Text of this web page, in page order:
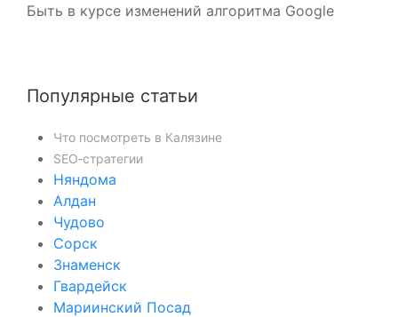
Быть в курсе изменений алгоритма Google
Популярные статьи
Что посмотреть в Калязине
SEO‑стратегии
Няндома
Алдан
Чудово
Сорск
Знаменск
Гвардейск
Мариинский Посад